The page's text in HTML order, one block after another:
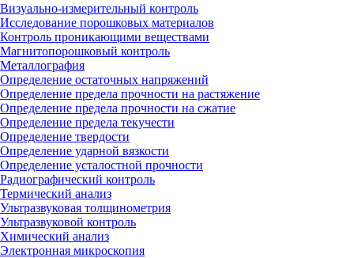
Визуально-измерительный контроль
Исследование порошковых материалов
Контроль проникающими веществами
Магнитопорошковый контроль
Металлография
Определение остаточных напряжений
Определение предела прочности на растяжение
Определение предела прочности на сжатие
Определение предела текучести
Определение твердости
Определение ударной вязкости
Определение усталостной прочности
Радиографический контроль
Термический анализ
Ультразвуковая толщинометрия
Ультразвуковой контроль
Химический анализ
Электронная микроскопия